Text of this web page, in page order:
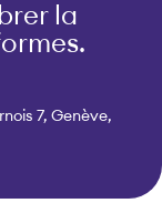
la
7, Genève,